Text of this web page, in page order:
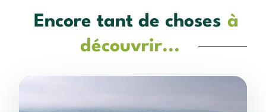
Encore tant de choses à
découvrir...